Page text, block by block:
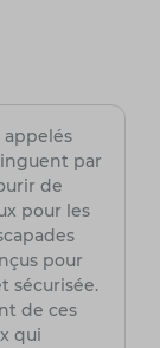
appelés
par
de
pour les
pour
sécurisée.
de ces
qui